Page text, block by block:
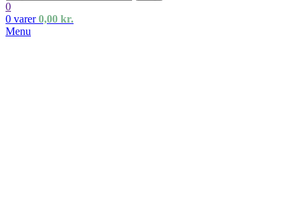
0
0 varer 0,00 kr.
Menu